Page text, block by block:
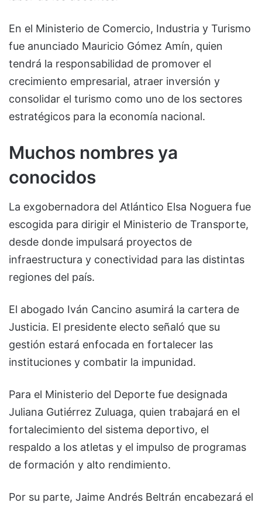
En el Ministerio de Comercio, Industria y Turismo
fue anunciado Mauricio Gómez Amín, quien
tendrá la responsabilidad de promover el
crecimiento empresarial, atraer inversión y
consolidar el turismo como uno de los sectores
estratégicos para la economía nacional.
Muchos nombres ya
conocidos
La exgobernadora del Atlántico Elsa Noguera fue
escogida para dirigir el Ministerio de Transporte,
desde donde impulsará proyectos de
infraestructura y conectividad para las distintas
regiones del país.
El abogado Iván Cancino asumirá la cartera de
Justicia. El presidente electo señaló que su
gestión estará enfocada en fortalecer las
instituciones y combatir la impunidad.
Para el Ministerio del Deporte fue designada
Juliana Gutiérrez Zuluaga, quien trabajará en el
fortalecimiento del sistema deportivo, el
respaldo a los atletas y el impulso de programas
de formación y alto rendimiento.
Por su parte, Jaime Andrés Beltrán encabezará el